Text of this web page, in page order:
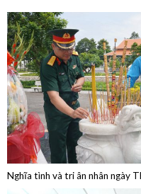
Bệnh viện Quân Dân
quân khám sức khỏe
Vừa qua, Bệnh viện Quân
khám sức khỏe định kỳ toàn